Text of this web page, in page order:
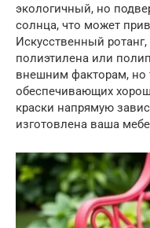
экологичный, но
солнца, что может
Искусственный
полиэтилена или
внешним факторам, но
обеспечивающих
краски напрямую
изготовлена ваша